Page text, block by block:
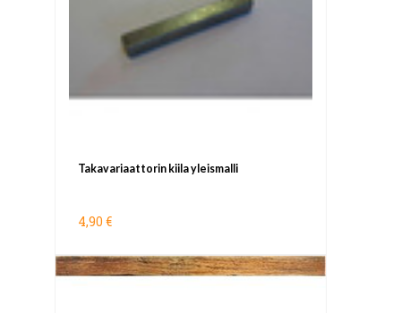
Takavariaattorin kiila yleismalli
4,90 €